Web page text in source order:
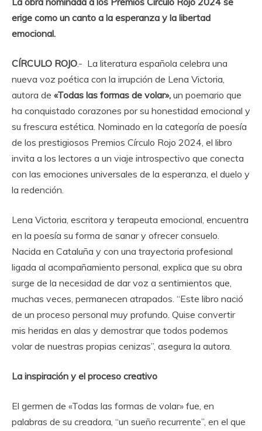
erige como un canto a la esperanza y la libertad
emocional.
CÍRCULO ROJO.- La literatura española celebra una
nueva voz poética con la irrupción de Lena Victoria,
autora de «Todas las formas de volar», un poemario que
ha conquistado corazones por su honestidad emocional y
su frescura estética. Nominado en la categoría de poesía
de los prestigiosos Premios Círculo Rojo 2024, el libro
invita a los lectores a un viaje introspectivo que conecta
con las emociones universales de la esperanza, el duelo y
la redención.
Lena Victoria, escritora y terapeuta emocional, encuentra
en la poesía su forma de sanar y ofrecer consuelo.
Nacida en Cataluña y con una trayectoria profesional
ligada al acompañamiento personal, explica que su obra
surge de la necesidad de dar voz a sentimientos que,
muchas veces, permanecen atrapados. “Este libro nació
de un proceso personal muy profundo. Quise convertir
mis heridas en alas y demostrar que todos podemos
volar de nuestras propias cenizas”, asegura la autora.
La inspiración y el proceso creativo
El germen de «Todas las formas de volar» fue, en
palabras de su creadora, “un sueño recurrente”, en el que